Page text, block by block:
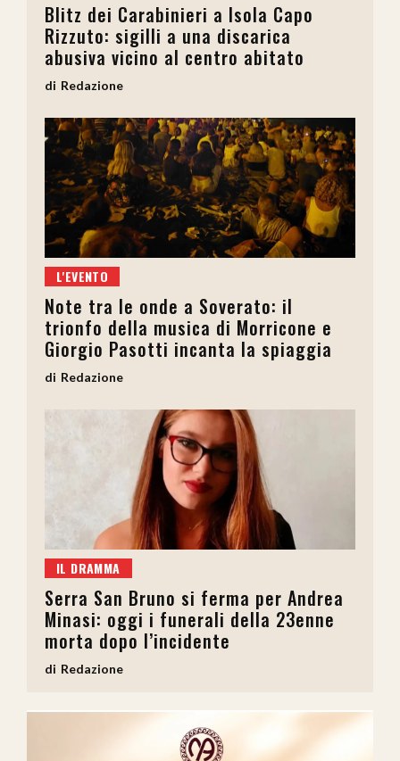
Blitz dei Carabinieri a Isola Capo
Rizzuto: sigilli a una discarica
abusiva vicino al centro abitato
Redazione
L'EVENTO
Note tra le onde a Soverato: il
trionfo della musica di Morricone e
Giorgio Pasotti incanta la spiaggia
Redazione
IL DRAMMA
Serra San Bruno si ferma per Andrea
Minasi: oggi i funerali della 23enne
morta dopo l’incidente
Redazione